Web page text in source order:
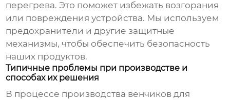
перегрева. Это поможет избежать возгорания
или повреждения устройства. Мы используем
предохранители и другие защитные
механизмы, чтобы обеспечить безопасность
наших продуктов.
Типичные проблемы при производстве и
способах их решения
В процессе производства венчиков для